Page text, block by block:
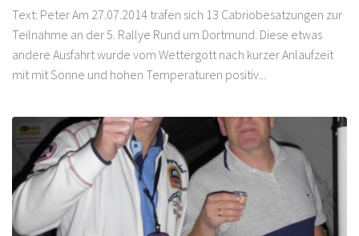
Text: Peter Am 27.07.2014 trafen sich 13 Cabriobesatzungen zur
Teilnahme an der 5. Rallye Rund um Dortmund. Diese etwas
andere Ausfahrt wurde vom Wettergott nach kurzer Anlaufzeit
mit mit Sonne und hohen Temperaturen positiv...